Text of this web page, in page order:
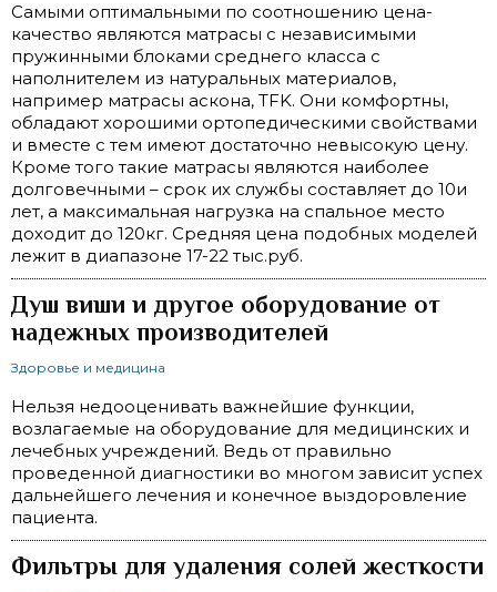
Самыми оптимальными по соотношению цена-
качество являются матрасы с независимыми
пружинными блоками среднего класса с
наполнителем из натуральных материалов,
например матрасы аскона, TFK. Они комфортны,
обладают хорошими ортопедическими свойствами
и вместе с тем имеют достаточно невысокую цену.
Кроме того такие матрасы являются наиболее
долговечными – срок их службы составляет до 10и
лет, а максимальная нагрузка на спальное место
доходит до 120кг. Средняя цена подобных моделей
лежит в диапазоне 17-22 тыс.руб.
Душ виши и другое оборудование от
надежных производителей
Здоровье и медицина
Нельзя недооценивать важнейшие функции,
возлагаемые на оборудование для медицинских и
лечебных учреждений. Ведь от правильно
проведенной диагностики во многом зависит успех
дальнейшего лечения и конечное выздоровление
пациента.
Фильтры для удаления солей жесткости